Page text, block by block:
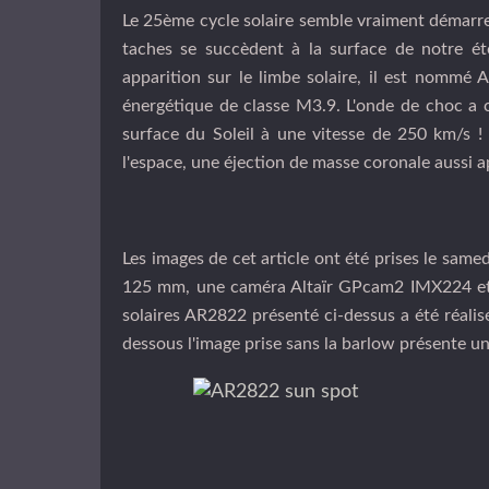
Le 25ème cycle solaire semble vraiment
taches se succèdent à la surface de notre
apparition sur le limbe solaire, il est nommé
énergétique de classe M3.9. L'onde de choc
surface du Soleil à une vitesse de 250 km/s
l'espace, une éjection de masse coronale aussi
Les images de cet article ont été prises le
125 mm, une caméra Altaïr GPcam2 IMX224
solaires AR2822 présenté ci-dessus a été
dessous l'image prise sans la barlow présente